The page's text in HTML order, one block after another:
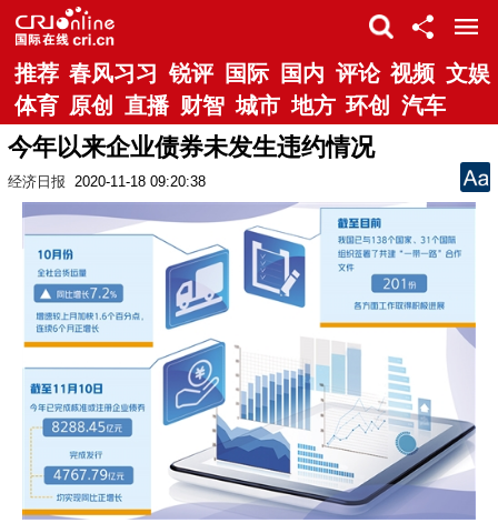
推荐 春风习习 锐评 国际 国内 评论 视频 文娱
体育 原创 直播 财智 城市 地方 环创 汽车
今年以来企业债券未发生违约情况
经济日报 2020-11-18 09:20:38